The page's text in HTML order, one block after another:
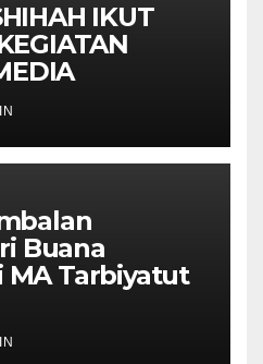
IKUT
Buana
Tarbiyatut